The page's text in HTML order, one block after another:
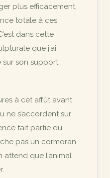
plus efficacement,
totale à ces
dans cette
que j’ai
son support,
à cet affût avant
ne s’accordent sur
fait partie du
pas un cormoran
attend que l’animal